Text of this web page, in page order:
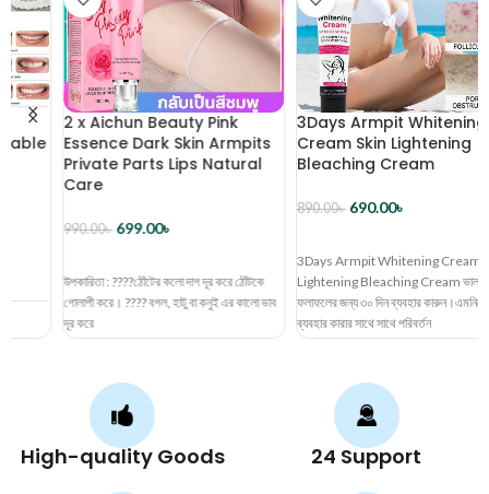
2 x Aichun Beauty Pink
Essence Dark Skin Armpits
Private Parts Lips Natural
৳ 699.00 ৳
উপকারিতা : ????ঠোঁটের কলো দাগ দূর করে ঠোঁটকে
গোলাপী করে। ???? বগল, হাটু বা কনুই এর কালো ভাব
3Days Armpit Whitening
Cream Skin Lightening
Bleaching Cream
৳ 690.00 ৳
3Days Armpit Whitening Cream Skin
Lightening Bleaching Cream ভাল
ফলাফলের জন্য ৩০ দিন ব্যবহার কারুন।এমনিতেই
ব্যবহার কারার সাথে সাথে পরিবর্তন
High-quality Goods 24 Support